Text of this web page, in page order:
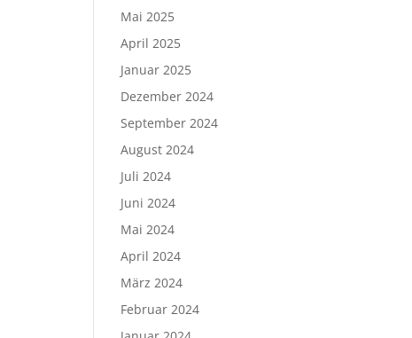
Mai 2025
April 2025
Januar 2025
Dezember 2024
September 2024
August 2024
Juli 2024
Juni 2024
Mai 2024
April 2024
März 2024
Februar 2024